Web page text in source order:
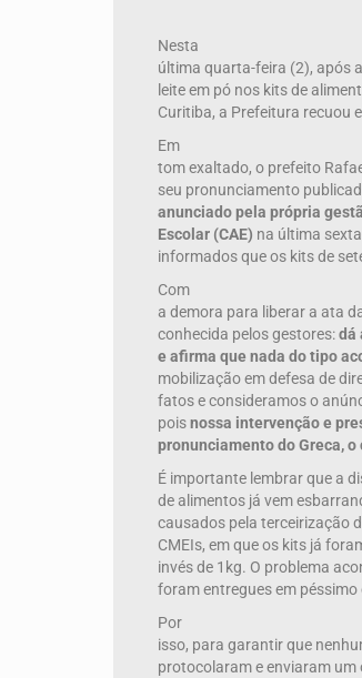
Nesta
última quarta-feira (2), após
leite em pó nos kits de
Curitiba, a Prefeitura recuou
Em
tom exaltado, o prefeito
seu pronunciamento
anunciado pela própria
Escolar (CAE) na última
informados que os kits de
Com
a demora para liberar a ata
conhecida pelos gestores:dá
e afirma que nada do tipo
mobilização em defesa de
fatos e consideramos o
poisnossa intervenção e
pronunciamento do Greca,
É importante lembrar que a
de alimentos já vem
causados pela terceirização
CMEIs, em que os kits já
invés de 1kg. O problema
foram entregues em
Por
isso, para garantir que
protocolaram e enviaram